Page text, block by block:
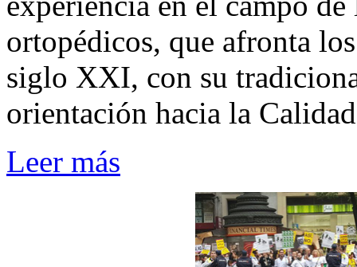
ortopédicos, que afronta
siglo XXI, con su
orientación hacia la
Leer más